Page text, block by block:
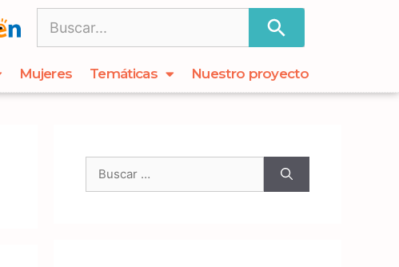
Mujeres Temáticas Nuestro proyecto